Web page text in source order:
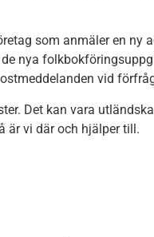
som anmäler en ny
nya
vid
Det kan vara
är vi där och hjälper till.